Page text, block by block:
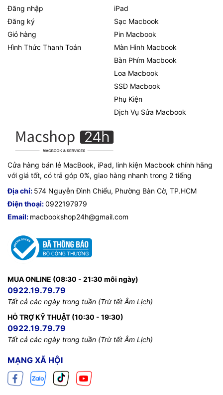
Đăng nhập
Đăng ký
Giỏ hàng
Hình Thức Thanh Toán
iPad
Sạc Macbook
Pin Macbook
Màn Hình Macbook
Bàn Phím Macbook
Loa Macbook
SSD Macbook
Phụ Kiện
Dịch Vụ Sửa Macbook
Cửa hàng bán lẻ MacBook, iPad, linh kiện Macbook chính hãng
với giá tốt, có trả góp 0%, giao hàng nhanh trong 2 tiếng
Địa chỉ: 574 Nguyễn Đình Chiểu, Phường Bàn Cờ, TP.HCM
Điện thoại:0922197979
Email: macbookshop24h@gmail.com
MUA ONLINE (08:30 - 21:30 mỗi ngày)
0922.19.79.79
Tất cả các ngày trong tuần (Trừ tết Âm Lịch)
HỖ TRỢ KỸ THUẬT (10:30 - 19:30)
0922.19.79.79
Tất cả các ngày trong tuần (Trừ tết Âm Lịch)
MẠNG XÃ HỘI